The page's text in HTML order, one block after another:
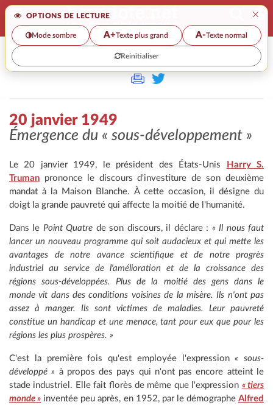
OPTIONS DE LECTURE ×
Mode sombre A+Texte plus grand A-Texte normal
Reinitialiser
>
20 janvier 1949
Émergence du « sous-développement »
Le 20 janvier 1949, le président des États-Unis
Harry S.
Truman prononce le discours d'investiture de son deuxième
mandat à la Maison Blanche. À cette occasion, il désigne du
doigt la grande pauvreté qui affecte la moitié de l'humanité.
Dans le Point Quatre de son discours, il déclare : « Il nous faut
lancer un nouveau programme qui soit audacieux et qui mette les
avantages de notre avance scientifique et de notre progrès
industriel au service de l'amélioration et de la croissance des
régions sous-développées. Plus de la moitié des gens dans le
monde vit dans des conditions voisines de la misère. Ils n'ont pas
assez à manger. Ils sont victimes de maladies. Leur pauvreté
constitue un handicap et une menace, tant pour eux que pour les
régions les plus prospères. »
C'est la première fois qu'est employée l'expression« sous-
développé » à propos des pays qui n'ont pas encore atteint le
stade industriel. Elle fait florès de même que l'expression « tiers
monde » inventée peu après, en 1952, par le démographeAlfred